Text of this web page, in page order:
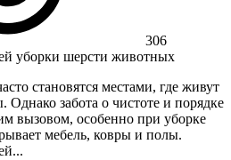
306
уборки шерсти животных
становятся местами, где живут
забота о чистоте и порядке
вызовом, особенно при уборке
мебель, ковры и полы.